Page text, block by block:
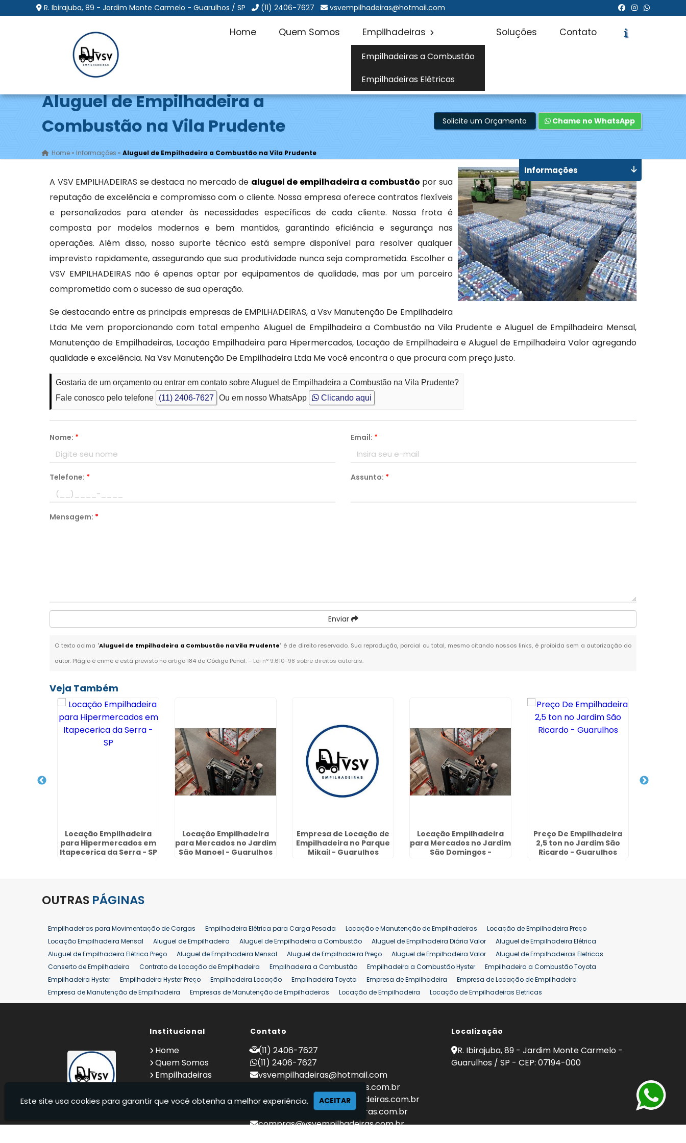
R. Ibirajuba, 89 - Jardim Monte Carmelo - Guarulhos / SP (11) 2406-7627 vsvempilhadeiras@hotmail.com
Home Quem Somos Empilhadeiras
Empilhadeiras a Combustão
Empilhadeiras Elétricas
Soluções Contato
Aluguel de Empilhadeira a
Combustão na Vila Prudente
Home »Informações »Aluguel de Empilhadeira a Combustão na Vila Prudente
Solicite um Orçamento Chame no WhatsApp
A VSV EMPILHADEIRAS se destaca no mercado de aluguel de empilhadeira a combustão por sua
reputação de excelência e compromisso com o cliente. Nossa empresa oferece contratos flexíveis
e personalizados para atender às necessidades específicas de cada cliente. Nossa frota é
composta por modelos modernos e bem mantidos, garantindo eficiência e segurança nas
operações. Além disso, nosso suporte técnico está sempre disponível para resolver qualquer
imprevisto rapidamente, assegurando que sua produtividade nunca seja comprometida. Escolher a
VSV EMPILHADEIRAS não é apenas optar por equipamentos de qualidade, mas por um parceiro
comprometido com o sucesso de sua operação.
Se destacando entre as principais empresas de EMPILHADEIRAS, a Vsv Manutenção De Empilhadeira
Ltda Me vem proporcionando com total empenho Aluguel de Empilhadeira a Combustão na Vila Prudente e Aluguel de Empilhadeira Mensal,
Manutenção de Empilhadeiras, Locação Empilhadeira para Hipermercados, Locação de Empilhadeira e Aluguel de Empilhadeira Valor agregando
qualidade e excelência. Na Vsv Manutenção De Empilhadeira Ltda Me você encontra o que procura com preço justo.
Gostaria de um orçamento ou entrar em contato sobre Aluguel de Empilhadeira a Combustão na Vila Prudente?
Fale conosco pelo telefone
(11) 2406-7627 Ou em nosso WhatsApp Clicando aqui
Nome: * Email: *
Telefone: * Assunto: *
Mensagem: *
Enviar
O texto acima "Aluguel de Empilhadeira a Combustão na Vila Prudente" é de direito reservado. Sua reprodução, parcial ou total, mesmo citando nossos links, é proibida sem a autorização do
autor. Plágio é crime e está previsto no artigo 184 do Código Penal. – Lei n° 9.610-98 sobre direitos autorais.
Informações
Veja Também
Locação Empilhadeira
para Hipermercados em
Itapecerica da Serra - SP
Locação Empilhadeira
para Mercados no Jardim
São Manoel - Guarulhos
Empresa de Locação de
Empilhadeira no Parque
Mikail - Guarulhos
Locação Empilhadeira
para Mercados no Jardim
São Domingos -
Preço De Empilhadeira
2,5 ton no Jardim São
Ricardo - Guarulhos
OUTRAS PÁGINAS
Empilhadeiras para Movimentação de Cargas Empilhadeira Elétrica para Carga Pesada Locação e Manutenção de Empilhadeiras
Locação de Empilhadeira Preço
Locação Empilhadeira Mensal
Aluguel de Empilhadeira Aluguel de Empilhadeira a Combustão Aluguel de Empilhadeira Diária Valor
Aluguel de Empilhadeira Elétrica
Aluguel de Empilhadeira Elétrica Preço
Aluguel de Empilhadeira Mensal Aluguel de Empilhadeira Preço Aluguel de Empilhadeira Valor
Aluguel de Empilhadeiras Eletricas
Conserto de Empilhadeira
Contrato de Locação de Empilhadeira Empilhadeira a Combustão Empilhadeira a Combustão Hyster
Empilhadeira a Combustão Toyota
Empilhadeira Hyster
Empilhadeira Hyster Preço Empilhadeira Locação Empilhadeira Toyota Empresa de Empilhadeira
Empresa de Locação de Empilhadeira
Empresa de Manutenção de Empilhadeira
Empresas de Manutenção de Empilhadeiras Locação de Empilhadeira
Locação de Empilhadeiras Eletricas
Locação Empilhadeira Hyster
Locação Empilhadeira para Hipermercados Locação Empilhadeira para Mercados
Manutenção de Empilhadeiras
Comprar Empilhadeira Comprar Empilhadeira Elétrica Comprar Empilhadeira Hyster
Locação de Empilhadeira 25 ton
Comprar Empilhadeira 25 ton Empilhadeira a Combustão 25 ton Preço de Empilhadeira 25 ton Venda Empilhadeiras 25 ton
Institucional
Home
Quem Somos
Empilhadeiras
Informações
Contato
(11) 2406-7627
(11) 2406-7627
vsvempilhadeiras@hotmail.com
locacao@vsvempilhadeiras.com.br
manutencao@vsvempilhadeiras.com.br
financeiro@vsvempilhadeiras.com.br
compras@vsvempilhadeiras.com.br
Localização
R. Ibirajuba, 89 - Jardim Monte Carmelo -
Guarulhos / SP - CEP: 07194-000
Este site usa cookies para garantir que você obtenha a melhor experiência. ACEITAR